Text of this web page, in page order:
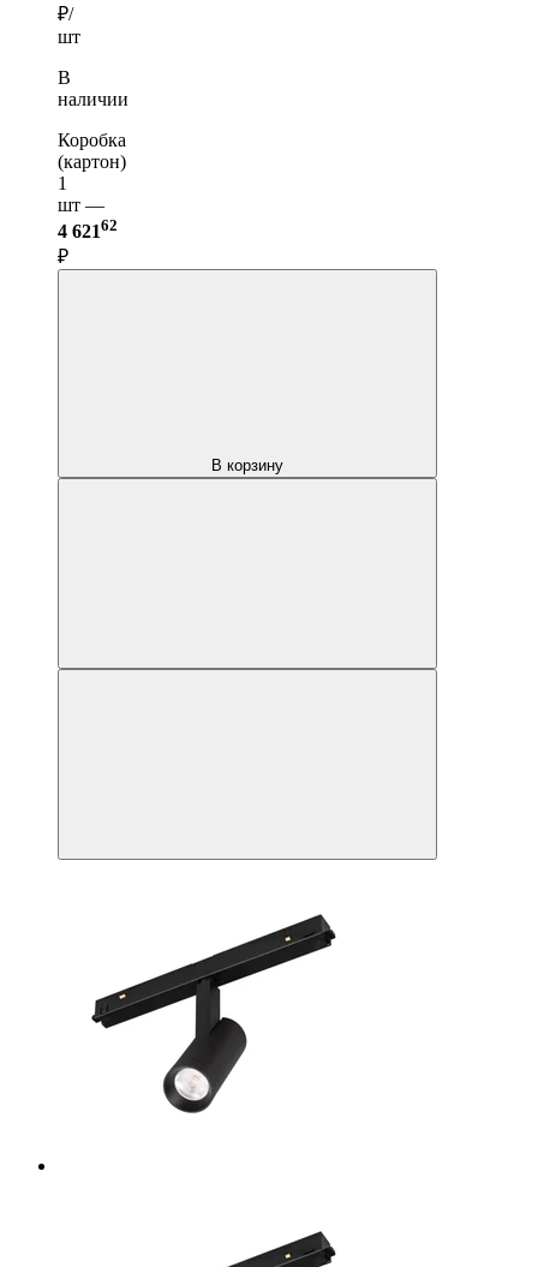
₽/
шт
В
наличии
Коробка
(картон)
1
шт —
4 62162
₽
В корзину